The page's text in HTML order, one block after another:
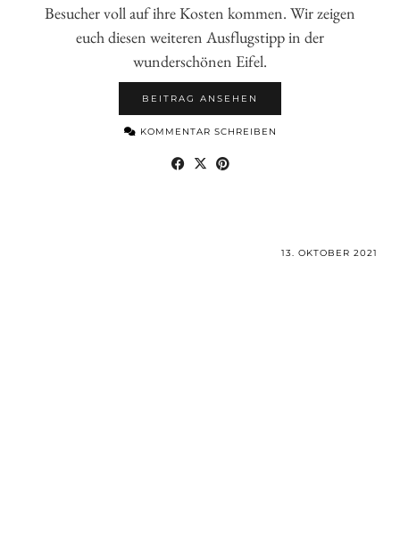
Besucher voll auf ihre Kosten kommen. Wir zeigen
euch diesen weiteren Ausflugstipp in der
wunderschönen Eifel.
BEITRAG ANSEHEN
KOMMENTAR SCHREIBEN
13. OKTOBER 2021